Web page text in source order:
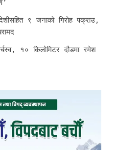
९ जनाको गिरोह पक्राउ,
१० किलोमिटर दौडमा रमेश